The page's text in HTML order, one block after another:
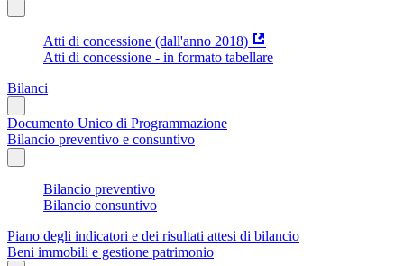
Atti di concessione (dall'anno 2018)
Atti di concessione - in formato tabellare
Bilanci
Documento Unico di Programmazione
Bilancio preventivo e consuntivo
Bilancio preventivo
Bilancio consuntivo
Piano degli indicatori e dei risultati attesi di bilancio
Beni immobili e gestione patrimonio